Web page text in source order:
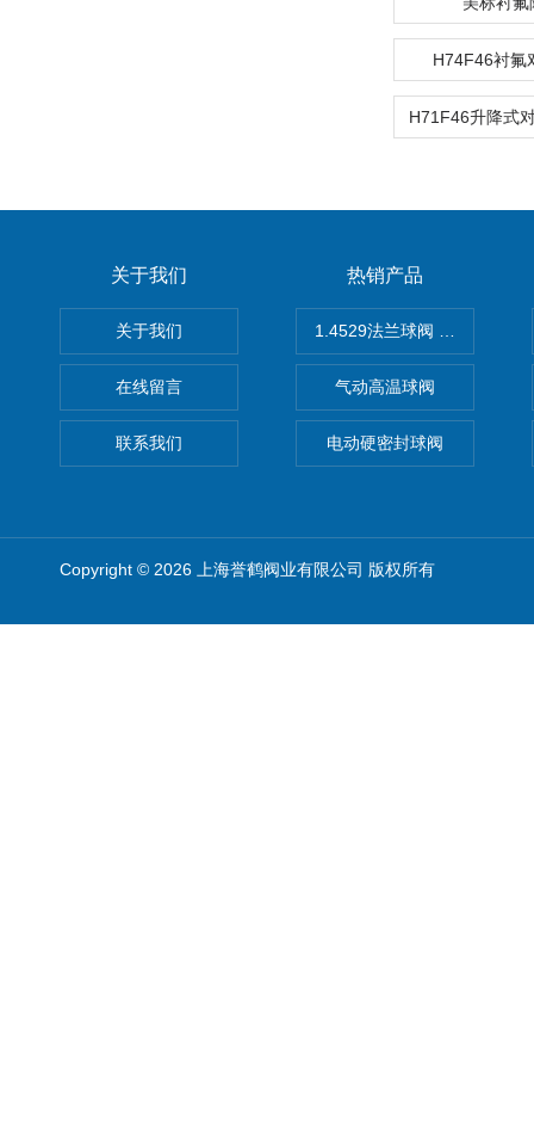
H74F46衬氟
关于我们
关于我们
在线留言
联系我们
热销产品
1.4529法兰球阀 不锈钢球阀
气动高温球阀
电动硬密封球阀
Copyright © 2026 上海誉鹤阀业有限公司 版权所有